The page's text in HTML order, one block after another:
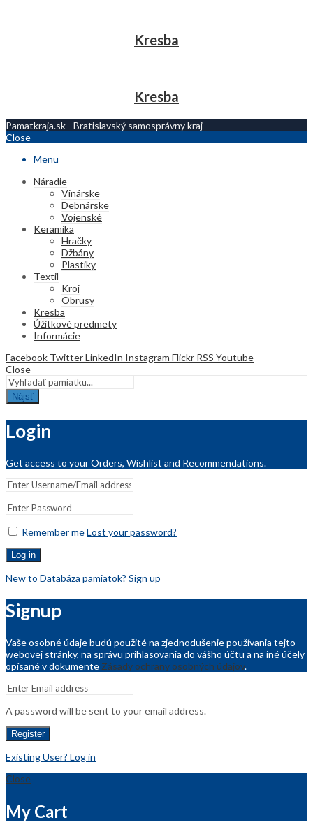
Kresba
Kresba
Pamatkraja.sk - Bratislavský samosprávny kraj
Close
Menu
Náradie
Vinárske
Debnárske
Vojenské
Keramika
Hračky
Džbány
Plastiky
Textil
Kroj
Obrusy
Kresba
Úžitkové predmety
Informácie
Facebook TwitterLinkedIn Instagram Flickr RSS Youtube
Close
Nájsť
Login
Get access to your Orders, Wishlist and Recommendations.
Remember meLost your password?
Log in
New to Databáza pamiatok? Sign up
Signup
Vaše osobné údaje budú použité na zjednodušenie používania tejto
webovej stránky, na správu prihlasovania do vášho účtu a na iné účely
opísané v dokumente Zásady ochrany osobných údajov.
A password will be sent to your email address.
Register
Existing User? Log in
Close
My Cart